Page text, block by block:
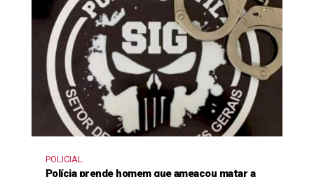
POLICIAL
Polícia prende homem que ameaçou matar a